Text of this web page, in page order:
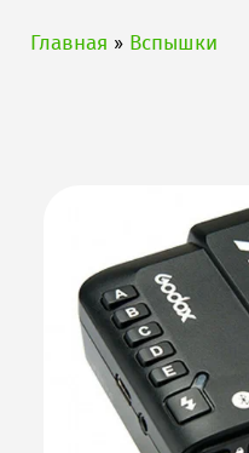
Главная » Вспышки